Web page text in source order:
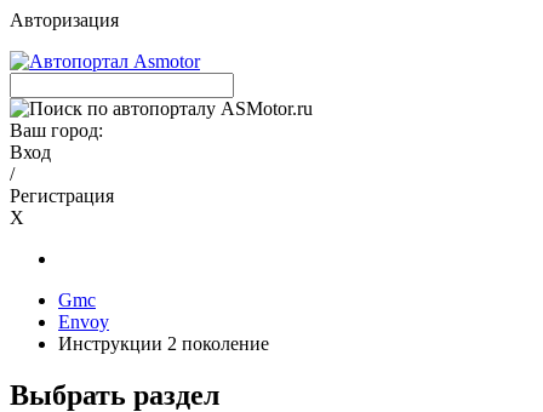
Авторизация
Ваш город:
Вход
/
Регистрация
X
Gmc
Envoy
Инструкции 2 поколение
Выбрать раздел